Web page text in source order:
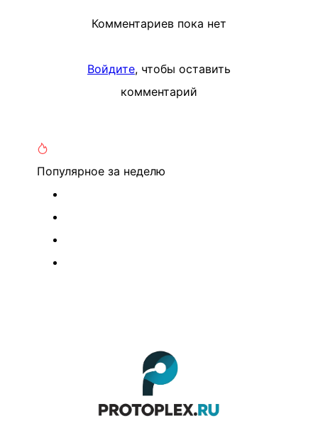
Комментариев пока нет
Войдите, чтобы оставить
комментарий
Популярное за неделю